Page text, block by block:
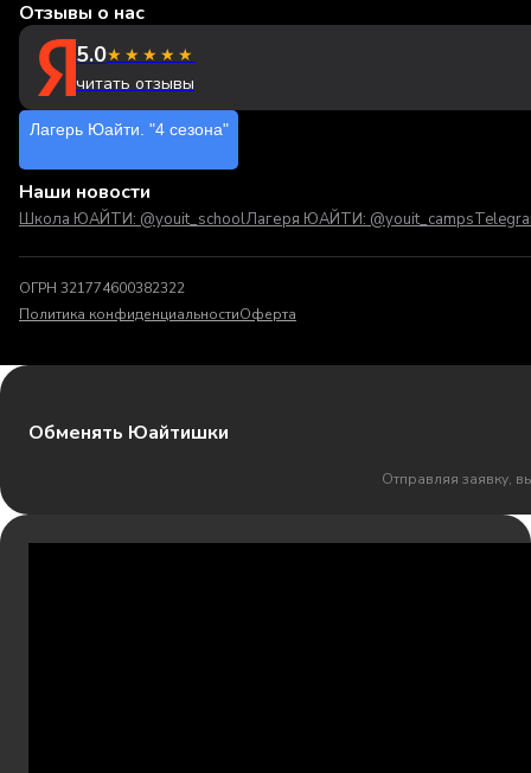
Отзывы о нас
5.0★★★★★
читать отзывы
Лагерь Юайти. "4 сезона"
Наши новости
Школа ЮАЙТИ: @youit_schoolЛагеря ЮАЙТИ: @youit_camps
ОГРН 321774600382322
Политика конфиденциальностиОферта
Обменять Юайтишки
Отправляя заявку,